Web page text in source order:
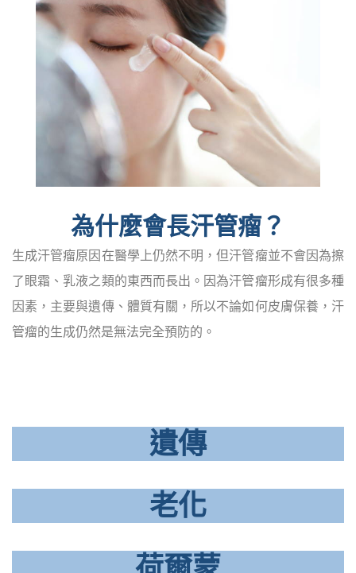
為什麼會長汗管瘤？
生成汗管瘤原因在醫學上仍然不明，但汗管瘤並不會因為擦
了眼霜、乳液之類的東西而長出。因為汗管瘤形成有很多種
因素，主要與遺傳、體質有關，所以不論如何皮膚保養，汗
管瘤的生成仍然是無法完全預防的。
遺傳
老化